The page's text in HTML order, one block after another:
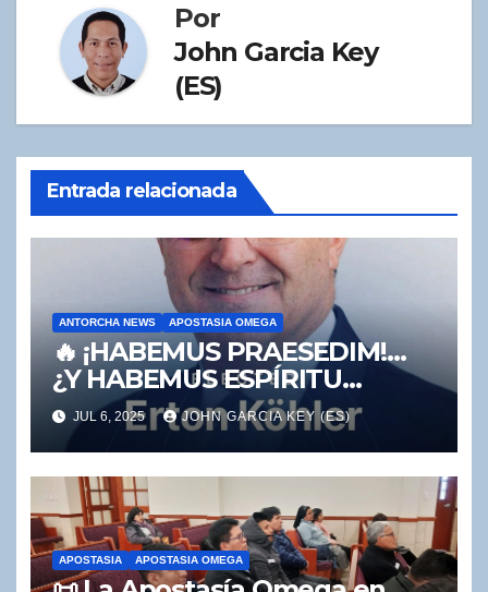
Por
John Garcia Key
(ES)
Entrada relacionada
ANTORCHA NEWS APOSTASIA OMEGA
🔥 ¡HABEMUS PRAESEDIM!…
¿Y HABEMUS ESPÍRITU
SANTO? 🔥
JUL 6, 2025 JOHN GARCIA KEY (ES)
APOSTASIA APOSTASIA OMEGA